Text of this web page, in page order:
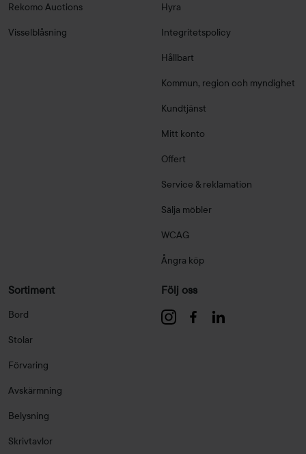
Rekomo Auctions
Visselblåsning
Hyra
Integritetspolicy
Hållbart
Kommun, region och myndighet
Kundtjänst
Mitt konto
Offert
Service & reklamation
Sälja möbler
WCAG
Ångra köp
Sortiment
Bord
Stolar
Förvaring
Avskärmning
Belysning
Skrivtavlor
Följ oss